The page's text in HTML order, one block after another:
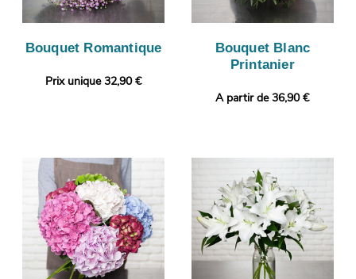
Bouquet Romantique
Prix unique 32,90 €
Bouquet Blanc
Printanier
A partir de 36,90 €